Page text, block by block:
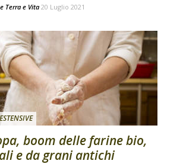
Terra e Vita20 Luglio 2021
boom delle farine bio,
e da grani antichi